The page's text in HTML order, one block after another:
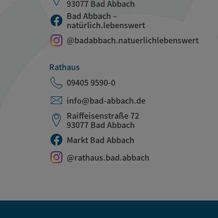
93077 Bad Abbach
Bad Abbach –
natürlich.lebenswert
@badabbach.natuerlichlebenswert
Rathaus
09405 9590-0
info@bad-abbach.de
Raiffeisenstraße 72
93077 Bad Abbach
Markt Bad Abbach
@rathaus.bad.abbach